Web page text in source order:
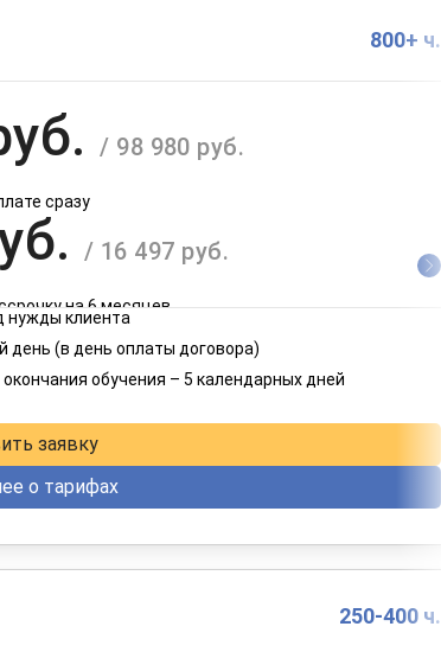
800+ ч.
/ 98 980 руб.
сразу
/ 16 497 руб.
на 6 месяцев
/ 8 249 руб.
нужды клиента
день (в день оплаты договора)
обучения – 5 календарных дней
заявку
о тарифах
250-400 ч.